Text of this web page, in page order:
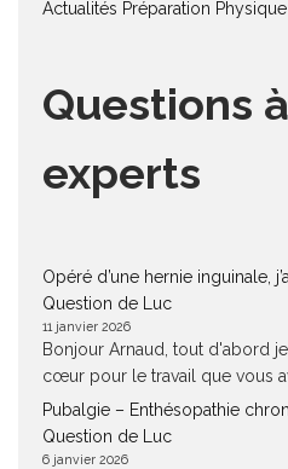
Actualités Préparation Physique
Questions
experts
Opéré d’une hernie inguinale,
Question de Luc
11 janvier 2026
Bonjour Arnaud, tout d'abord
cœur pour le travail que vous
Pubalgie – Enthésopathie
Question de Luc
6 janvier 2026